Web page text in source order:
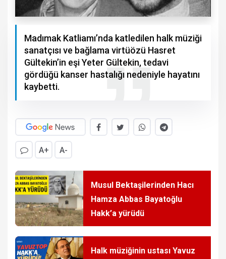
Madımak Katliamı’nda katledilen halk müziği
sanatçısı ve bağlama virtüözü Hasret
Gültekin’in eşi Yeter Gültekin, tedavi
gördüğü kanser hastalığı nedeniyle hayatını
kaybetti.
A+ A-
Musul Bektaşilerinden Hacı
Hamza Abbas Bayatoğlu
Hakk’a yürüdü
Halk müziğinin ustası Yavuz